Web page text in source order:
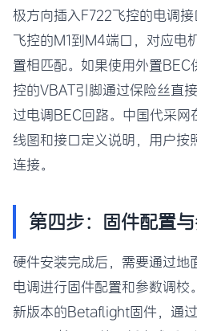
极方向插入F722飞控的电调
飞控的M1到M4端口，对应电
置相匹配。如果使用外置
控的VBAT引脚通过保险丝直
过电调BEC回路。中国代采
线图和接口定义说明，用户按
连接。
第四步：固件配置
硬件安装完成后，需要通过地
电调进行固件配置和参数调校
新版本的Betaflight固件，通